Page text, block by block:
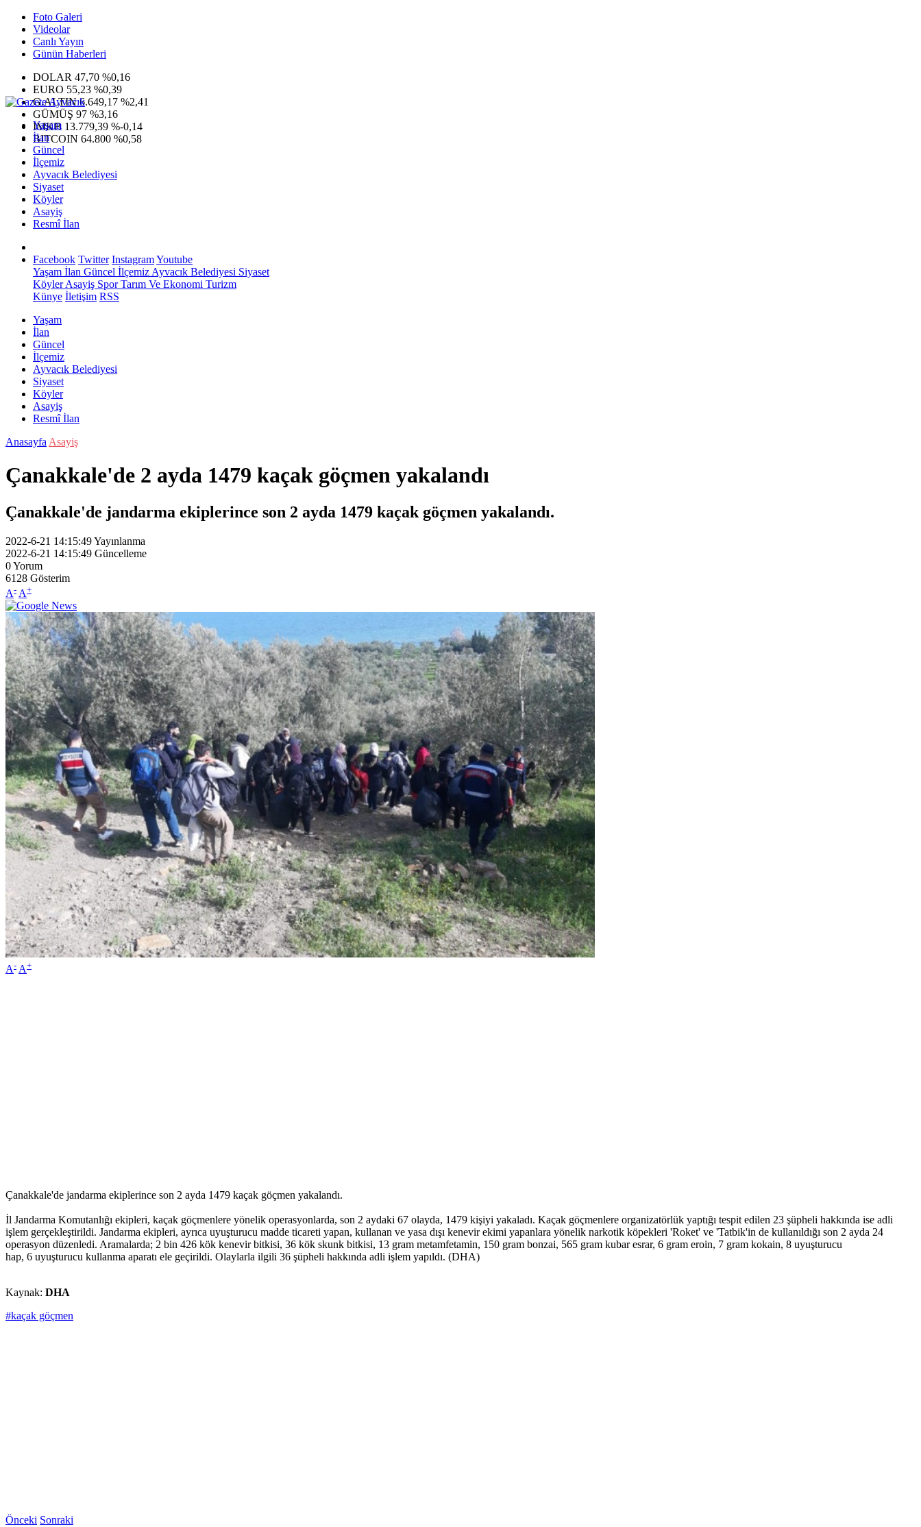
Foto Galeri
Videolar
Canlı Yayın
Günün Haberleri
DOLAR 47,70 %0,16
EURO 55,23 %0,39
G.ALTIN6.649,17 %2,41
GÜMÜŞ 97 %3,16
IMKB 13.779,39 %-0,14
BITCOIN 64.800 %0,58
Yaşam
İlan
Güncel
İlçemiz
Ayvacık Belediyesi
Siyaset
Köyler
Asayiş
Resmî İlan
Facebook Twitter InstagramYoutube
Yaşam İlan Güncel İlçemiz Ayvacık Belediyesi Siyaset
KöylerAsayiş SporTarım Ve Ekonomi Turizm
Künye İletişim RSS
Yaşam
İlan
Güncel
İlçemiz
Ayvacık Belediyesi
Siyaset
Köyler
Asayiş
Resmî İlan
Anasayfa Asayiş
Çanakkale'de 2 ayda 1479 kaçak göçmen yakalandı
Çanakkale'de jandarma ekiplerince son 2 ayda 1479 kaçak göçmen yakalandı.
2022-6-21 14:15:49Yayınlanma
2022-6-21 14:15:49 Güncelleme
0Yorum
6128 Gösterim
A- A+
A- A+
Çanakkale'de jandarma ekiplerince son 2 ayda 1479 kaçak göçmen yakalandı.
İl Jandarma Komutanlığı ekipleri, kaçak göçmenlere yönelik operasyonlarda, son 2 aydaki 67 olayda, 1479 kişiyi yakaladı. Kaçak göçmenlere organizatörlük yaptığı tespit edilen 23 şüpheli hakkında ise adli
işlem gerçekleştirildi. Jandarma ekipleri, ayrıca uyuşturucu madde ticareti yapan, kullanan ve yasa dışı kenevir ekimi yapanlara yönelik narkotik köpekleri 'Roket' ve 'Tatbik'in de kullanıldığı son 2 ayda 24
operasyon düzenledi. Aramalarda; 2 bin 426 kök kenevir bitkisi, 36 kök skunk bitkisi, 13 gram metamfetamin, 150 gram bonzai, 565 gram kubar esrar, 6 gram eroin, 7 gram kokain, 8 uyuşturucu
hap, 6 uyuşturucu kullanma aparatı ele geçirildi. Olaylarla ilgili 36 şüpheli hakkında adli işlem yapıldı. (DHA)
Kaynak: DHA
#kaçak göçmen
Önceki Sonraki